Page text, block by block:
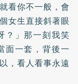
看你不一般，會
女生直接斜著眼
？」那一刻我笑
面一套，背後一
，看人看事永遠